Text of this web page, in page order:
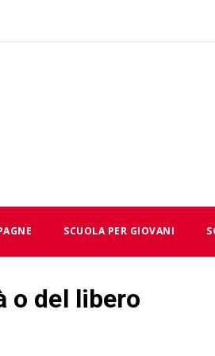
noi”
SCUOLA PER GIOVANI
o del libero